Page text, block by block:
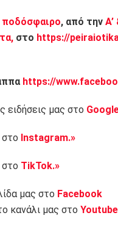
ποδόσφαιρο, από την Α’
στο https://
https://
ειδήσεις μας στο
στο Instagram.»
στο TikTok.»
μας στο Facebook
κανάλι μας στο Youtube